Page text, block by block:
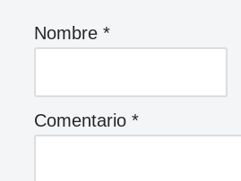
Nombre*
Comentario*